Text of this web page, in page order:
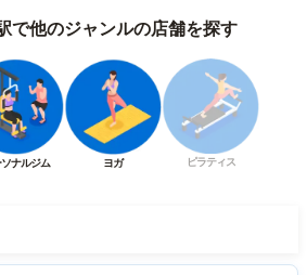
で他のジャンルの店舗を探す
ナルジム ヨガ ピラティス